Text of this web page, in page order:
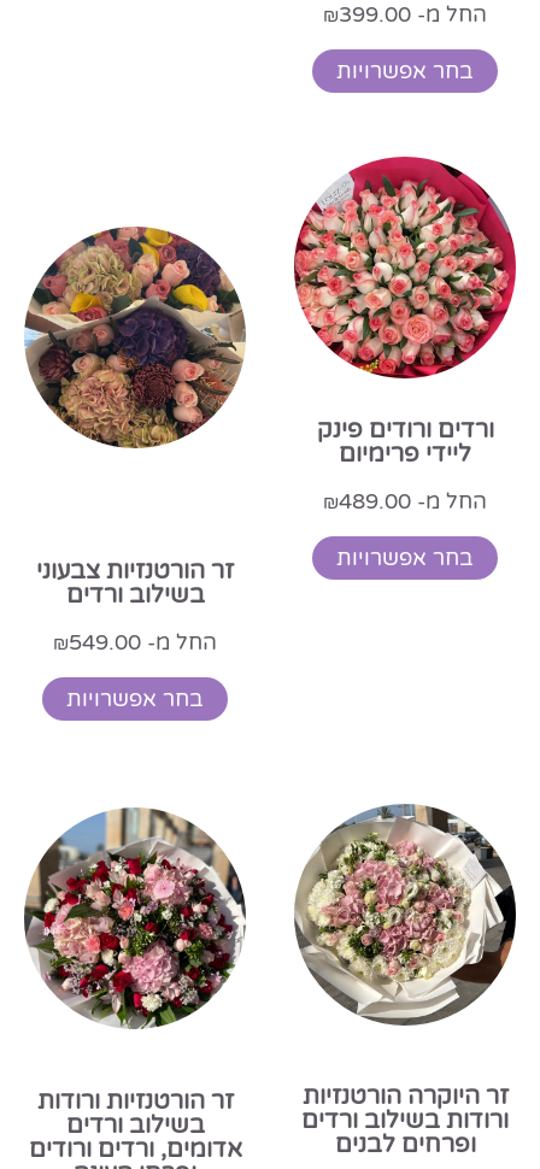
החל מ- ₪399.00
בחר אפשרויות
ורדים ורודים פינק
ליידי פרימיום
החל מ- ₪489.00
בחר אפשרויות
זר הורטנזיות צבעוני
בשילוב ורדים
החל מ- ₪549.00
בחר אפשרויות
זר היוקרה הורטנזיות
ורודות בשילוב ורדים
ופרחים לבנים
זר הורטנזיות ורודות
בשילוב ורדים
אדומים, ורדים ורודים